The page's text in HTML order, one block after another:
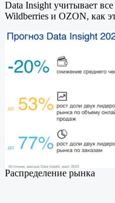
Data Insight учитывает
Wildberries и OZON, как
Распределение рынка